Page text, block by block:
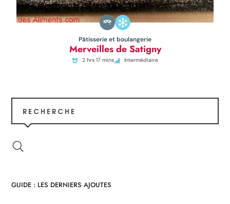
Pâtisserie et boulangerie
Merveilles de Satigny
2 hrs 17 mins Intermédiaire
RECHERCHE
GUIDE : LES DERNIERS AJOUTES